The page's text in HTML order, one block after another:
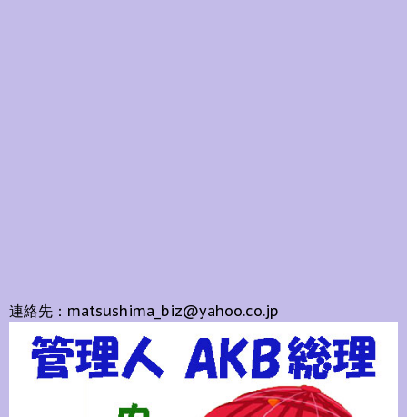
連絡先：matsushima_biz@yahoo.co.jp